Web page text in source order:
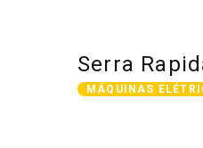
Serra
MÁQUINAS